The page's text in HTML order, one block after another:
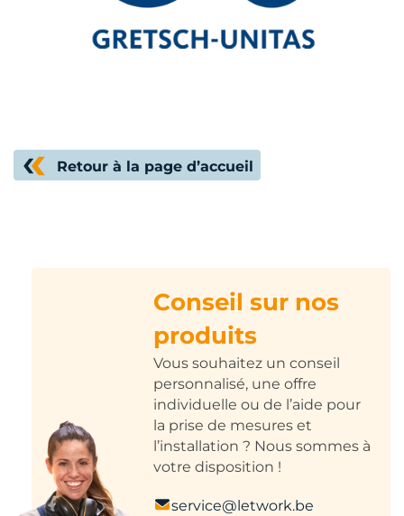
Retour à la page d’accueil
Conseil sur nos
produits
Vous souhaitez un conseil
personnalisé, une offre
individuelle ou de l’aide pour
la prise de mesures et
l’installation ? Nous sommes à
votre disposition !
service@letwork.be